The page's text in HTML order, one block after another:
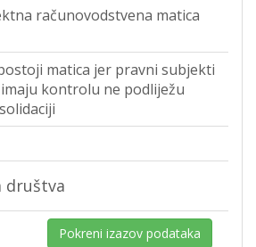
računovodstvena matica
matica jer pravni subjekti
kontrolu ne podliježu
društva
Pokreni izazov podataka